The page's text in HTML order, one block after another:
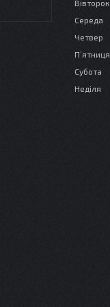
Вівторок
Середа
Четвер
Пʼятниця
Субота
Неділя